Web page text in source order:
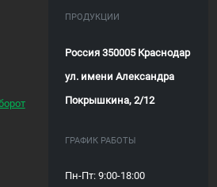
ПРОДУКЦИИ
Россия 350005 Краснодар
ул. имени Александра
Покрышкина, 2/12
ГРАФИК РАБОТЫ
Пн-Пт: 9:00-18:00